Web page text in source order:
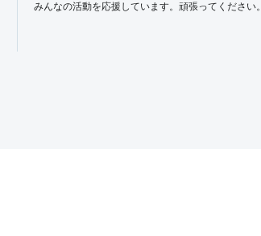
みんなの活動を応援しています。頑張ってください。